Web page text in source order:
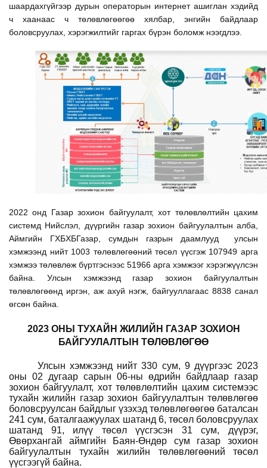
шаардахгүйгээр дурын операторын интернет ашиглан хэдийд
ч хаанаас ч төлөвлөгөөгөө хялбар, энгийн байдлаар
боловсруулах, хэрэгжилтийг гаргах бүрэн боломж нээгдлээ.
2022 онд Газар зохион байгуулалт, хот төлөвлөлтийн цахим
системд Нийслэл, дүүргийн газар зохион байгуулалтын алба,
Аймгийн ГХБХБГазар, сумдын газрын даамлууд улсын
хэмжээнд нийт 1003 төлөвлөгөөний төсөл үүсгэж 107949 арга
хэмжээ төлөвлөж бүртгэснээс 51966 арга хэмжээг хэрэгжүүлсэн
байна. Улсын хэмжээнд газар зохион байгуулалтын
төлөвлөгөөнд иргэн, аж ахуй нэгж, байгууллагаас 8838 санал
өгсөн байна.
2023 ОНЫ ТУХАЙН ЖИЛИЙН ГАЗАР ЗОХИОН
БАЙГУУЛАЛТЫН ТӨЛӨВЛӨГӨӨ
Улсын хэмжээнд нийт 330 сум, 9 дүүргээс 2023
оны 02 дугаар сарын 06-ны өдрийн байдлаар газар
зохион байгуулалт, хот төлөвлөлтийн цахим системээс
тухайн жилийн газар зохион байгуулалтын төлөвлөгөө
боловсруулсан байдлыг үзэхэд төлөвлөгөөгөө баталсан
241 сум, баталгаажуулах шатанд 6, төсөл боловсруулах
шатанд 91, илүү төсөл үүсгэсэн 31 сум, дүүрэг,
Өвөрхангай аймгийн Баян-Өндөр сум газар зохион
байгуулалтын тухайн жилийн төлөвлөгөөний төсөл
үүсгээгүй байна.